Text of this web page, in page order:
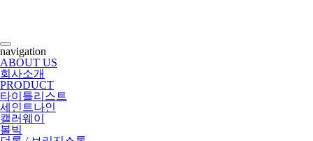
navigation
ABOUT US
회사소개
PRODUCT
타이틀리스트
세인트나인
캘러웨이
볼빅